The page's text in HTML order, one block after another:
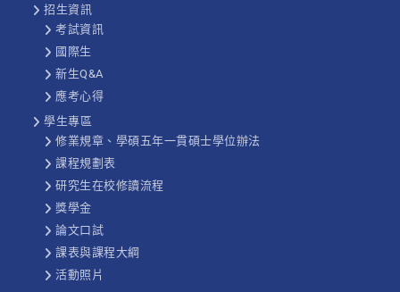
招生資訊
考試資訊
國際生
新生Q&A
應考心得
學生專區
修業規章、學碩五年一貫碩士學位辦法
課程規劃表
研究生在校修讀流程
獎學金
論文口試
課表與課程大綱
活動照片